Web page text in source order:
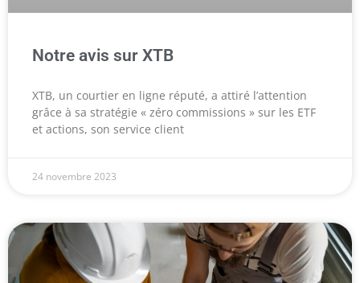
Notre avis sur XTB
XTB, un courtier en ligne réputé, a attiré l’attention
grâce à sa stratégie « zéro commissions » sur les ETF
et actions, son service client
24 novembre 2023